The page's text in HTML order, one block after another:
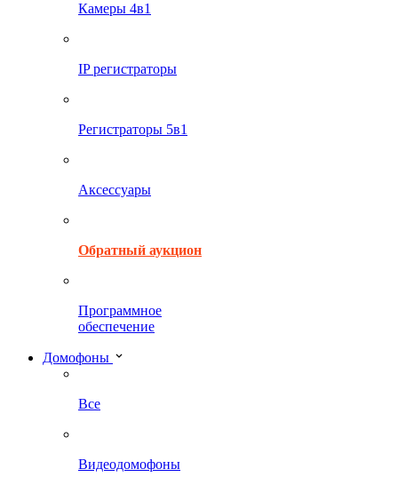
Камеры 4в1
IP регистраторы
Регистраторы 5в1
Аксессуары
Обратный аукцион
Программное
обеспечение
Домофоны
Все
Видеодомофоны